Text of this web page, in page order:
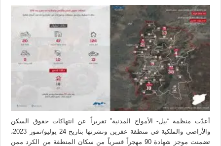
أعدّت منظمة “بيل- الأمواج المدنية” تقريراً عن انتهاكات حقوق السكن
والأراضي والملكية في منطقة عفرين ونشرتها بتاريخ 24 يوليو/تموز 2023،
تضمنت موجز شهادة 90 مهجراً قسرياً من سكان المنطقة من الكرد ممن